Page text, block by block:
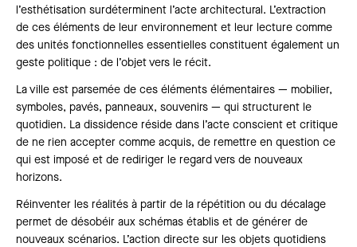
l’esthétisation surdéterminent l’acte architectural. L’extraction
de ces éléments de leur environnement et leur lecture comme
des unités fonctionnelles essentielles constituent également un
geste politique : de l’objet vers le récit.
La ville est parsemée de ces éléments élémentaires — mobilier,
symboles, pavés, panneaux, souvenirs — qui structurent le
quotidien. La dissidence réside dans l’acte conscient et critique
de ne rien accepter comme acquis, de remettre en question ce
qui est imposé et de rediriger le regard vers de nouveaux
horizons.
Réinventer les réalités à partir de la répétition ou du décalage
permet de désobéir aux schémas établis et de générer de
nouveaux scénarios. L’action directe sur les objets quotidiens